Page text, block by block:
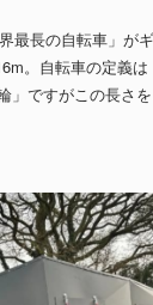
最長の自転車」が
。自転車の定義
」ですがこの長さ